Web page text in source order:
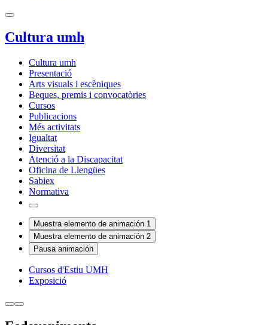
Cultura umh
Cultura umh
Presentació
Arts visuals i escèniques
Beques, premis i convocatòries
Cursos
Publicacions
Més activitats
Igualtat
Diversitat
Atenció a la Discapacitat
Oficina de Llengües
Sabiex
Normativa
Muestra elemento de animación 1
Muestra elemento de animación 2
Pausa animación
Cursos d'Estiu UMH
Exposició